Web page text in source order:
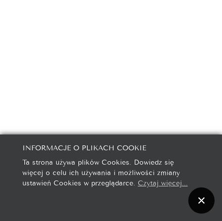
INFORMACJE O PLIKACH COOKIE
Ta strona używa plików Cookies. Dowiedz się
więcej o celu ich używania i możliwości zmiany
ustawień Cookies w przeglądarce. Czytaj więcej...